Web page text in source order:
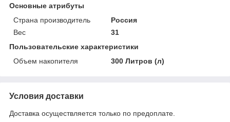
Основные атрибуты
Страна производитель
Россия
Вес
31
Пользовательские характеристики
Объем накопителя
300 Литров (л)
Условия доставки
Доставка осуществляется только по предоплате.